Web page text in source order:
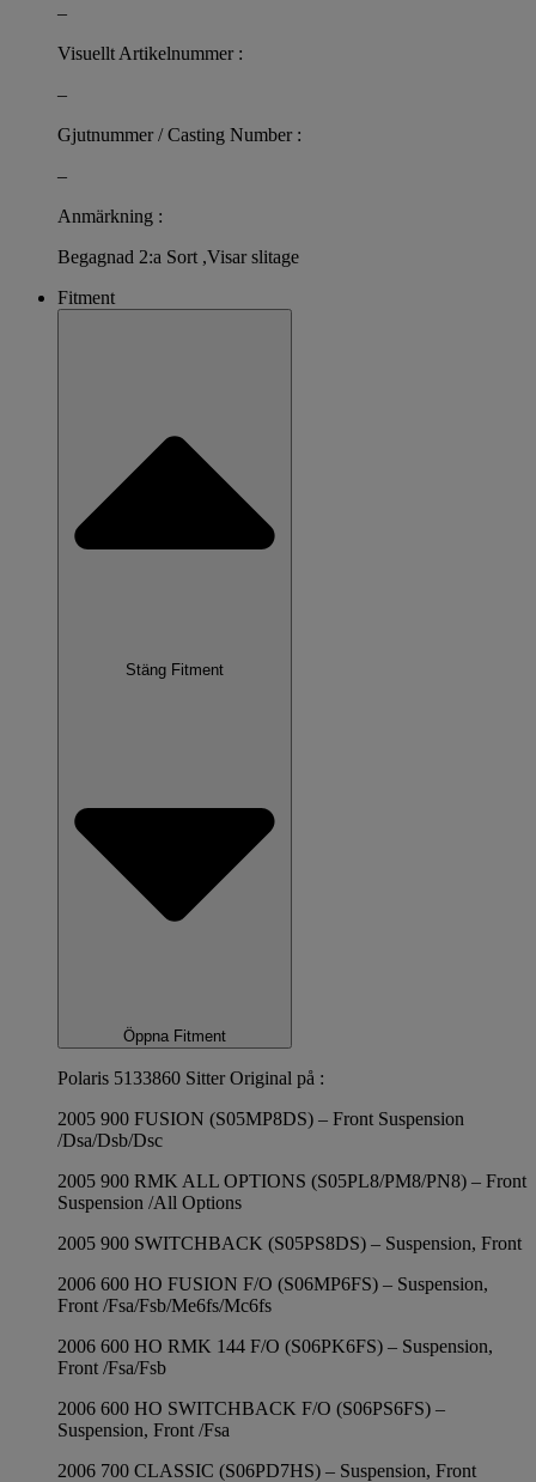
–
Visuellt Artikelnummer :
–
Gjutnummer / Casting Number :
–
Anmärkning :
Begagnad 2:a Sort ,Visar slitage
Fitment
Stäng Fitment
Öppna Fitment
Polaris 5133860 Sitter Original på :
2005 900 FUSION (S05MP8DS) – Front Suspension
/Dsa/Dsb/Dsc
2005 900 RMK ALL OPTIONS (S05PL8/PM8/PN8) – Front
Suspension /All Options
2005 900 SWITCHBACK (S05PS8DS) – Suspension, Front
2006 600 HO FUSION F/O (S06MP6FS) – Suspension,
Front /Fsa/Fsb/Me6fs/Mc6fs
2006 600 HO RMK 144 F/O (S06PK6FS) – Suspension,
Front /Fsa/Fsb
2006 600 HO SWITCHBACK F/O (S06PS6FS) –
Suspension, Front /Fsa
2006 700 CLASSIC (S06PD7HS) – Suspension, Front